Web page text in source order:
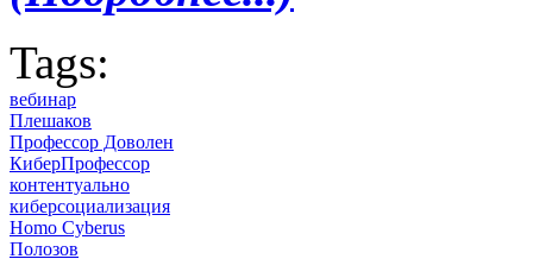
Tags:
вебинар
Плешаков
Профессор Доволен
КиберПрофессор
контентуально
киберсоциализация
Homo Cyberus
Полозов